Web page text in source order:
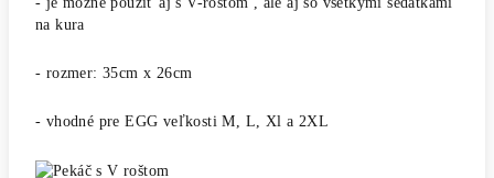
na kura
- rozmer: 35cm x 26cm
- vhodné pre EGG veľkosti M, L, Xl a 2XL